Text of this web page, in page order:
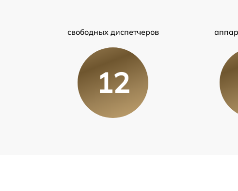
свободных диспетчеров
12